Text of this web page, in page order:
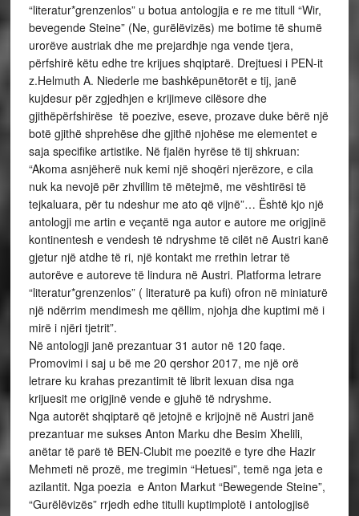
“literatur*grenzenlos” u botua antologjia e re me titull “Wir,
bevegende Steine” (Ne, gurëlëvizës) me botime të shumë
urorëve austriak dhe me prejardhje nga vende tjera,
përfshirë këtu edhe tre krijues shqiptarë. Drejtuesi i PEN-it
z.Helmuth A. Niederle me bashkëpunëtorët e tij, janë
kujdesur për zgjedhjen e krijimeve cilësore dhe
gjithëpërfshirëse të poezive, eseve, prozave duke bërë një
botë gjithë shprehëse dhe gjithë njohëse me elementet e
saja specifike artistike. Në fjalën hyrëse të tij shkruan:
“Akoma asnjëherë nuk kemi një shoqëri njerëzore, e cila
nuk ka nevojë për zhvillim të mëtejmë, me vështirësi të
tejkaluara, për tu ndeshur me ato që vijnë”… Është kjo një
antologji me artin e veçantë nga autor e autore me origjinë
kontinentesh e vendesh të ndryshme të cilët në Austri kanë
gjetur një atdhe të ri, një kontakt me rrethin letrar të
autorëve e autoreve të lindura në Austri. Platforma letrare
“literatur*grenzenlos” ( literaturë pa kufi) ofron në miniaturë
një ndërrim mendimesh me qëllim, njohja dhe kuptimi më i
mirë i njëri tjetrit”.
Në antologji janë prezantuar 31 autor në 120 faqe.
Promovimi i saj u bë me 20 qershor 2017, me një orë
letrare ku krahas prezantimit të librit lexuan disa nga
krijuesit me origjinë vende e gjuhë të ndryshme.
Nga autorët shqiptarë që jetojnë e krijojnë në Austri janë
prezantuar me sukses Anton Marku dhe Besim Xhelili,
anëtar të parë të BEN-Clubit me poezitë e tyre dhe Hazir
Mehmeti në prozë, me tregimin “Hetuesi”, temë nga jeta e
azilantit. Nga poezia e Anton Markut “Bewegende Steine”,
“Gurëlëvizës” rrjedh edhe titulli kuptimplotë i antologjisë